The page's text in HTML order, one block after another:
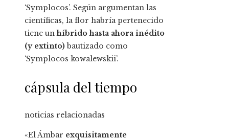
‘Symplocos’. Según argumentan las
científicas, la flor habría pertenecido
tiene unhíbrido hasta ahora inédito
(y extinto)bautizado como
‘Symplocos kowalewskii’.
cápsula del tiempo
noticias relacionadas
«El Ámbar exquisitamente